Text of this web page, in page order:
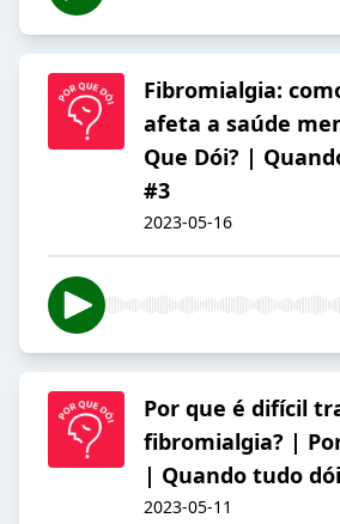
Fibromialgia:
afeta a saúde
Que Dói? |
#3
2023-05-16
Por que é difícil
fibromialgia? |
| Quando tudo
2023-05-11